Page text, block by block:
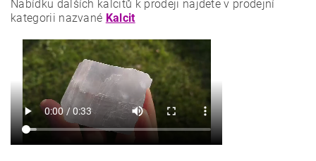
Nabídku dalších kalcitů k prodeji najdete v prodejní
kategorii nazvané Kalcit